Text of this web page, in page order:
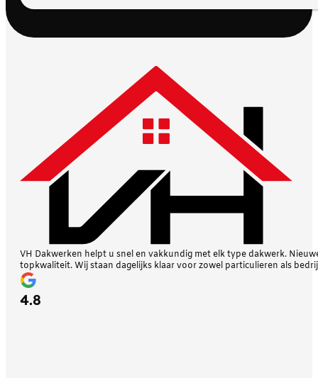
VH Dakwerken helpt u snel en vakkundig met elk type dakwerk.
topkwaliteit. Wij staan dagelijks klaar voor zowel particulieren als
4.8